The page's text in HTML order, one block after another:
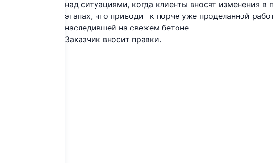
над ситуациями, когда клиенты вносят изменения
этапах, что приводит к порче уже проделанной
наследившей на свежем бетоне.
Заказчик вносит правки.